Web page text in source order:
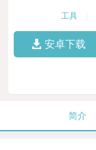
工具
安卓下载
简介